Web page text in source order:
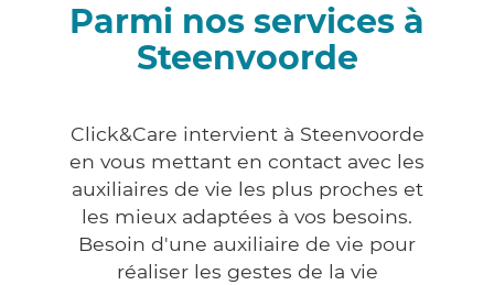
Parmi nos services à
Steenvoorde
Click&Care intervient à Steenvoorde
en vous mettant en contact avec les
auxiliaires de vie les plus proches et
les mieux adaptées à vos besoins.
Besoin d'une auxiliaire de vie pour
réaliser les gestes de la vie